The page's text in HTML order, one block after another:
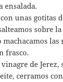
ensalada.
unas gotitas
sobre la
las
frasco.
de Jerez,
cerramos